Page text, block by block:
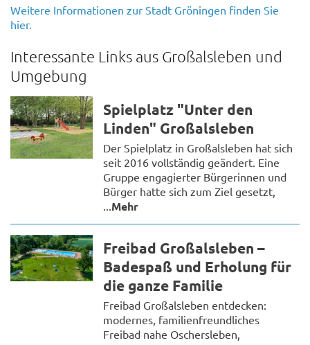
Weitere Informationen zur Stadt Gröningen finden Sie
hier.
Interessante Links aus Großalsleben und
Umgebung
Spielplatz "Unter den
Linden" Großalsleben
Der Spielplatz in Großalsleben hat sich
seit 2016 vollständig geändert. Eine
Gruppe engagierter Bürgerinnen und
Bürger hatte sich zum Ziel gesetzt,
...Mehr
Freibad Großalsleben –
Badespaß und Erholung für
die ganze Familie
Freibad Großalsleben entdecken:
modernes, familienfreundliches
Freibad nahe Oschersleben,